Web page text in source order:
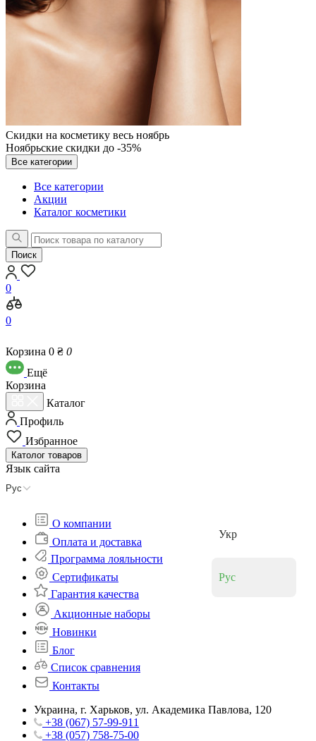
Скидки на косметику весь ноябрь
Ноябрьские скидки до -35%
Все категории
Все категории
Акции
Каталог косметики
Поиск
0
0
Корзина 0 ₴ 0
Eщё
Корзина
Каталог
Профиль
Избранное
Католог товаров
Язык сайта
Рус
Укр
Рус
О компании
Оплата и доставка
Программа лояльности
Сертификаты
Гарантия качества
Акционные наборы
Новинки
Блог
Список сравнения
Контакты
Украина, г. Харьков, ул. Академика Павлова, 120
+38 (067) 57-99-911
+38 (057) 758-75-00